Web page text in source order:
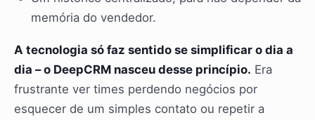
memória do vendedor.
A tecnologia só faz sentido se simplificar o dia a
dia – o DeepCRM nasceu desse princípio. Era
frustrante ver times perdendo negócios por
esquecer de um simples contato ou repetir a